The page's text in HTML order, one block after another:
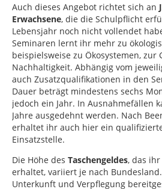
Auch dieses Angebot richtet sich an
Erwachsene, die die Schulpflicht
Lebensjahr noch nicht vollendet
Seminaren lernt ihr mehr zu
beispielsweise zu Ökosystemen, zur
Nachhaltigkeit. Abhängig vom
auch Zusatzqualifikationen in den
Dauer beträgt mindestens sechs
jedoch ein Jahr. In Ausnahmefällen
Jahre ausgedehnt werden. Nach
erhaltet ihr auch hier ein
Einsatzstelle.
Die Höhe des Taschengeldes, das ihr
erhaltet, variiert je nach
Unterkunft und Verpflegung